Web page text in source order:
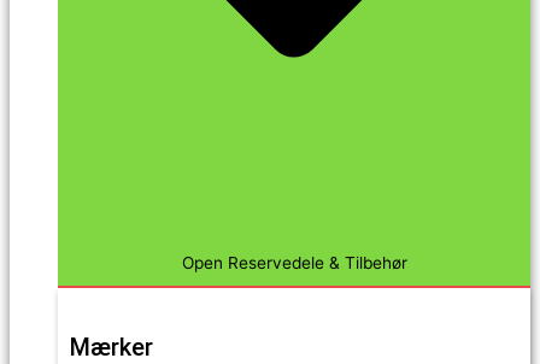
Open Reservedele & Tilbehør
Mærker